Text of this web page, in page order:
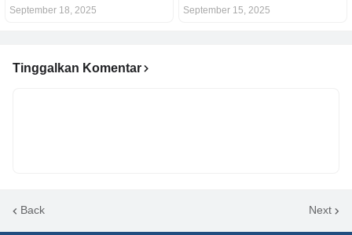
September 18, 2025 September 15, 2025
Tinggalkan Komentar
Back Next